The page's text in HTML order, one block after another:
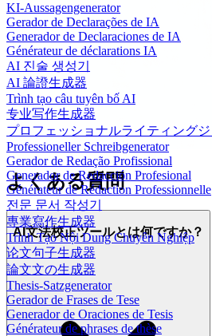
KI-Aussagengenerator
Gerador de Declarações de IA
Generador de Declaraciones de IA
Générateur de déclarations IA
AI 진술 생성기
AI 論證生成器
Trình tạo câu tuyên bố AI
专业写作生成器
プロフェッショナルライティング
Professioneller Schreibgenerator
Gerador de Redação Profissional
Generador de Redacción Profesional
Générateur de Rédaction Professionnelle
전문 문서 작성기
專業寫作生成器
Trình Tạo Nội Dung Chuyên Nghiệp
论文句子生成器
論文文の生成器
Thesis-Satzgenerator
Gerador de Frases de Tese
Generador de Oraciones de Tesis
Générateur de phrases de thèse
よくある質問
AI文法校正ツールとは何ですか？